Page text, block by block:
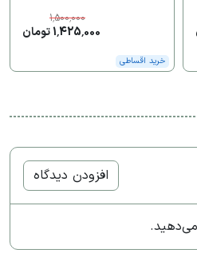
1,500,000
1,425,000 تومان
خرید اقساطی
افزودن دیدگاه